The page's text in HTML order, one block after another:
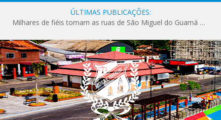
ÚLTIMAS PUBLICAÇÕES:
Milhares de fiéis tomam as ruas de São Miguel do Guamá em uma grande celebração de fé na Marcha para Jesus 2026.